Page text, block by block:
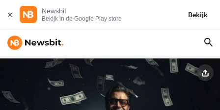
Newsbit
Bekijk in de Google Play store
Bekijk